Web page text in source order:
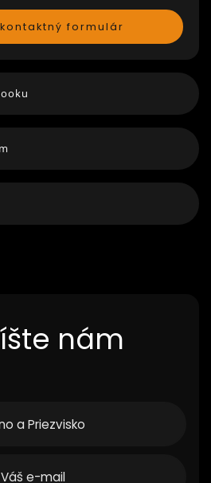
formulár
nám